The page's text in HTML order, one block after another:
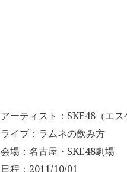
アーティスト：SKE48（エ
ライブ：ラムネの飲み方
会場：名古屋・SKE48劇場
日程：2011/10/01